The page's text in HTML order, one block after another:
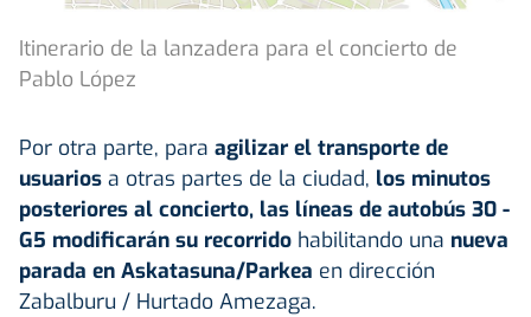
Itinerario de la lanzadera para el concierto de
Pablo López
Por otra parte, para agilizar el transporte de
usuarios a otras partes de la ciudad, los minutos
posteriores al concierto, las líneas de autobús 30 -
G5 modificarán su recorrido habilitando una nueva
parada en Askatasuna/Parkea en dirección
Zabalburu / Hurtado Amezaga.